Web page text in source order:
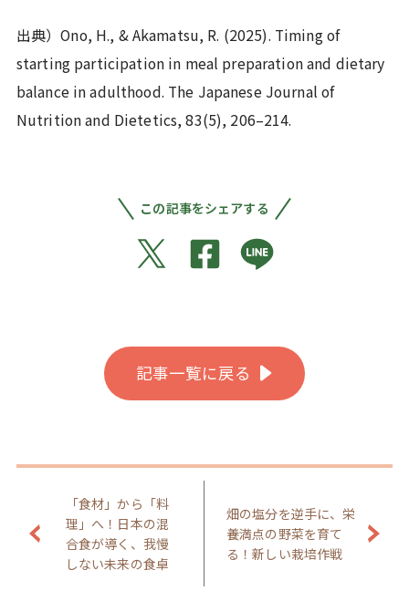
出典）Ono, H., & Akamatsu, R. (2025). Timing of
starting participation in meal preparation and dietary
balance in adulthood. The Japanese Journal of
Nutrition and Dietetics, 83(5), 206–214.
この記事をシェアする
記事一覧に戻る
「食材」から「料
理」へ！日本の混
合食が導く、我慢
しない未来の食卓
畑の塩分を逆手に、栄
養満点の野菜を育て
る！新しい栽培作戦